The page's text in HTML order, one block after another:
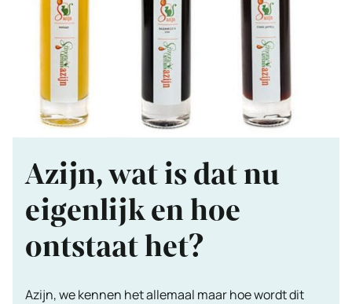
Azijn, wat is dat nu
eigenlijk en hoe
ontstaat het?
Azijn, we kennen het allemaal maar hoe wordt dit